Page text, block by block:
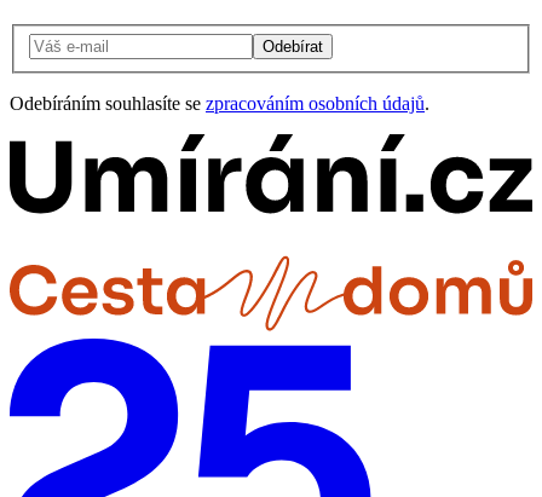
Odebírat
Odebíráním souhlasíte se zpracováním osobních údajů.